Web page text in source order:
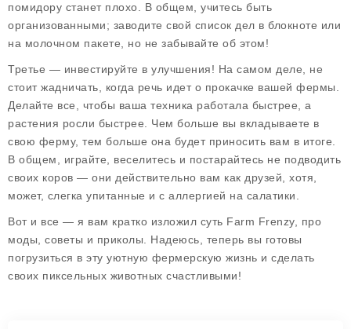
помидору станет плохо. В общем, учитесь быть
организованными; заводите свой список дел в блокноте или
на молочном пакете, но не забывайте об этом!
Третье — инвестируйте в улучшения! На самом деле, не
стоит жадничать, когда речь идет о прокачке вашей фермы.
Делайте все, чтобы ваша техника работала быстрее, а
растения росли быстрее. Чем больше вы вкладываете в
свою ферму, тем больше она будет приносить вам в итоге.
В общем, играйте, веселитесь и постарайтесь не подводить
своих коров — они действительно вам как друзей, хотя,
может, слегка упитанные и с аллергией на салатики.
Вот и все — я вам кратко изложил суть Farm Frenzy, про
моды, советы и приколы. Надеюсь, теперь вы готовы
погрузиться в эту уютную фермерскую жизнь и сделать
своих пиксельных животных счастливыми!